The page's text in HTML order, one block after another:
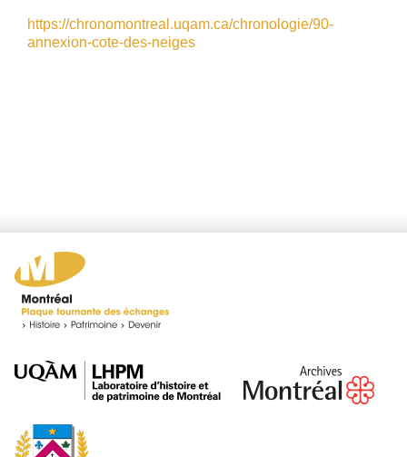
https://chronomontreal.uqam.ca/chronologie/90-
annexion-cote-des-neiges